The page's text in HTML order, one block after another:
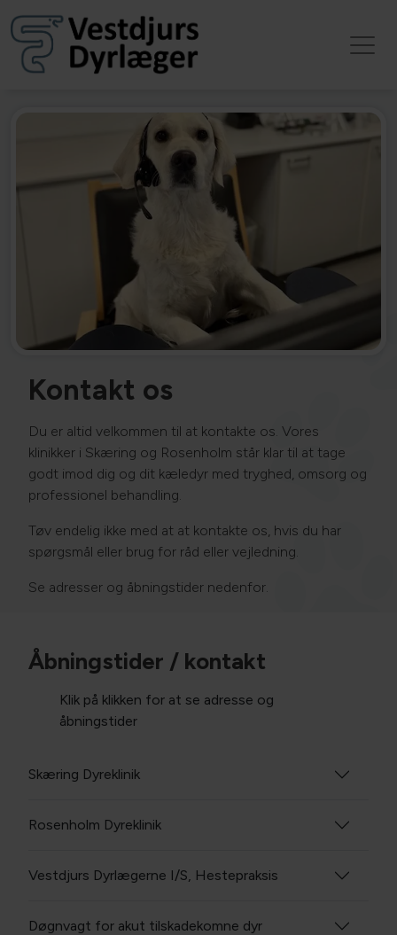
Kontakt os
Du er altid velkommen til at kontakte os. Vores
klinikker i Skæring og Rosenholm står klar til at tage
godt imod dig og dit kæledyr med tryghed, omsorg og
professionel behandling.
Tøv endelig ikke med at at kontakte os, hvis du har
spørgsmål eller brug for råd eller vejledning.
Se adresser og åbningstider nedenfor.
Åbningstider / kontakt
Klik på klikken for at se adresse og
åbningstider
Skæring Dyreklinik
Rosenholm Dyreklinik
Vestdjurs Dyrlægerne I/S, Hestepraksis
Døgnvagt for akut tilskadekomne dyr